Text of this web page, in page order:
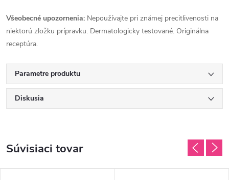
Všeobecné upozornenia: Nepoužívajte pri známej precitlivenosti na
niektorú zložku prípravku. Dermatologicky testované. Originálna
receptúra.
Parametre produktu
Diskusia
Súvisiaci tovar